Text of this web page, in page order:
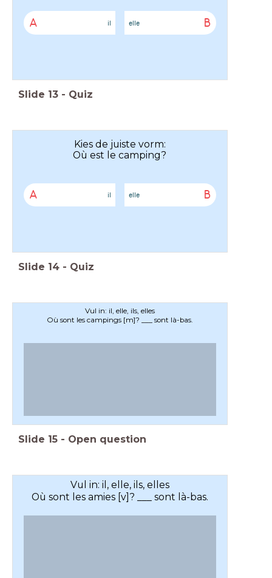
A il B
elle
Slide 13 - Quiz
Kies de juiste vorm:
Où est le camping?
A il B
elle
Slide 14 - Quiz
Vul in: il, elle, ils, elles
Où sont les campings [m]? ___ sont là-bas.
Slide 15 - Open question
Vul in: il, elle, ils, elles
Où sont les amies [v]? ___ sont là-bas.